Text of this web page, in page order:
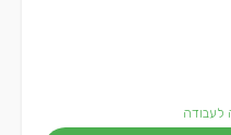
לעבודה